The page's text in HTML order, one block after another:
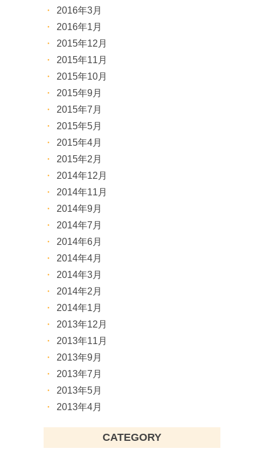
2016年3月
2016年1月
2015年12月
2015年11月
2015年10月
2015年9月
2015年7月
2015年5月
2015年4月
2015年2月
2014年12月
2014年11月
2014年9月
2014年7月
2014年6月
2014年4月
2014年3月
2014年2月
2014年1月
2013年12月
2013年11月
2013年9月
2013年7月
2013年5月
2013年4月
CATEGORY